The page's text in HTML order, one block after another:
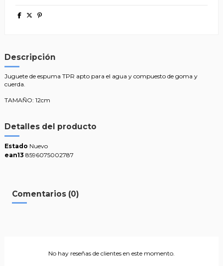
Descripción
Juguete de espuma TPR apto para el agua y compuesto de goma y
cuerda.
TAMAÑO: 12cm
Detalles del producto
Estado Nuevo
ean13 8596075002787
Comentarios (0)
No hay reseñas de clientes en este momento.